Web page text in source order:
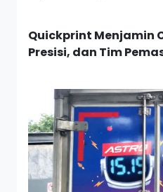
Quickprint Menjamin
Presisi, dan Tim